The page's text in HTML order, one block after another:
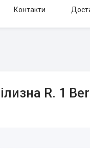
Контакти
R. 1